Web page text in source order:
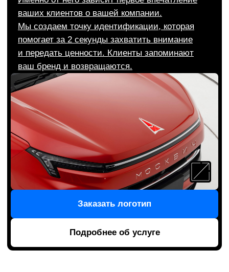
ориентируясь на потребности бизнеса и его
целевой аудитории. Делаем сайты на Тильде
функциональными и впечатляющими.
Заказать сайт на Тильде
Подробнее об услуге
Презентации, книги,
каталоги, буклеты
дизайн рекламной продукции, которую хочется
брать в руки, листать и разглядывать.
аудитории и донести важные сообщения,